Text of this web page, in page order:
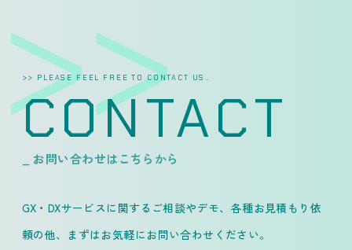
>> PLEASE FEEL FREE TO CONTACT US…
CONTACT
_ お問い合わせはこちらから
GX・DXサービスに関するご相談やデモ、各種お見積もり依
頼の他、
まずはお気軽にお問い合わせください。